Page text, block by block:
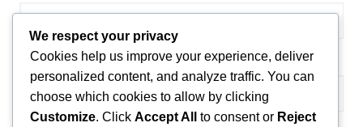
Website
We respect your privacy
Cookies help us improve your experience, deliver
personalized content, and analyze traffic. You can
choose which cookies to allow by clicking
Customize. Click Accept All to consent or Reject